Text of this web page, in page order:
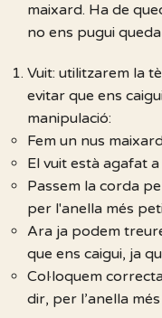
maixard. Ha de
no ens pugui
Vuit: utilitzarem la
evitar que ens
manipulació:
Fem un nus
El vuit està agafat
Passem la corda
per l'anella més
Ara ja podem
que ens caigui, ja
Col·loquem
dir, per l’anella